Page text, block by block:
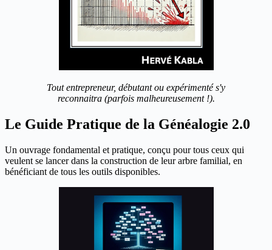
Tout entrepreneur, débutant ou expérimenté s'y
reconnaitra (parfois malheureusement !).
Le Guide Pratique de la Généalogie 2.0
Un ouvrage fondamental et pratique, conçu pour tous ceux qui
veulent se lancer dans la construction de leur arbre familial, en
bénéficiant de tous les outils disponibles.